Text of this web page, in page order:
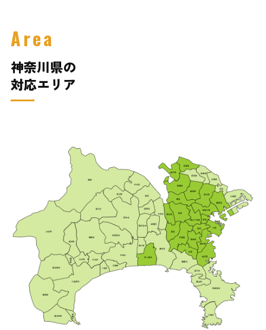
Area
神奈川県の
対応エリア